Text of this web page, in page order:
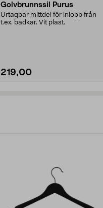
Golvbrunnssil Purus
Urtagbar mittdel för inlopp från
t.ex. badkar. Vit plast.
219,00